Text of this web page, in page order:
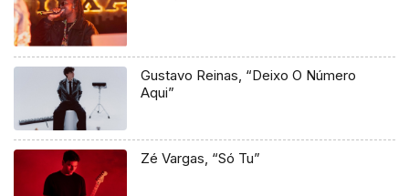
Gustavo Reinas, “Deixo O Número
Aqui”
Zé Vargas, “Só Tu”